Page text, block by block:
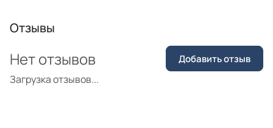
Отзывы
Загрузка отзывов...
Нет отзывов Добавить отзыв